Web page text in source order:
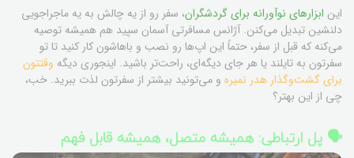
این ابزارهای نوآورانه برای گردشگران، سفر رو از یه چالش به یه ماجراجویی
دلنشین تبدیل می‌کنن. آژانس مسافرتی آسمان سپید هم همیشه توصیه
می‌کنه که قبل از سفر، حتماً این اپ‌ها رو نصب و باهاشون کار کنید تا تو
سفرتون به تایلند یا هر جای دیگه‌ای، راحت‌تر باشید. اینجوری دیگه وقتتون
برای گشت‌وگذار هدر نمیره و می‌تونید بیشتر از سفرتون لذت ببرید. خب،
چی از این بهتر؟
🗣️ پل ارتباطی: همیشه متصل، همیشه قابل فهم